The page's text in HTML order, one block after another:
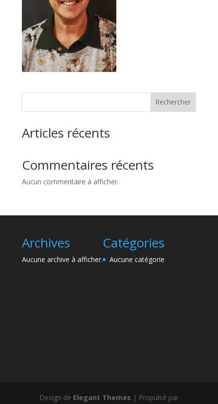
Rechercher
Articles récents
Commentaires récents
Aucun commentaire à afficher.
Archives
Aucune archive à afficher.
Catégories
Aucune catégorie
Design de Elegant Themes | Propulsé par